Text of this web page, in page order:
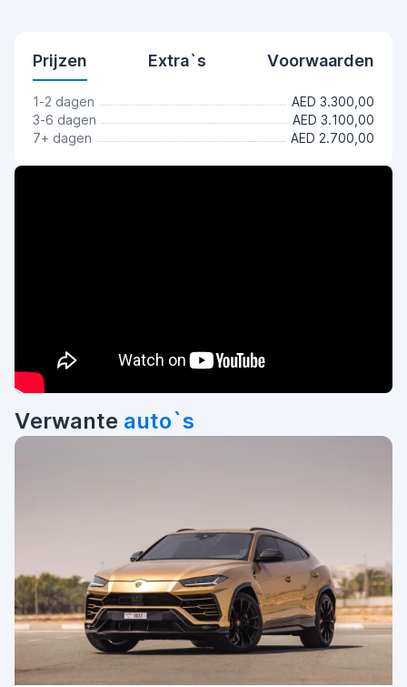
Prijzen Extra`s Voorwaarden
1-2 dagen
AED 3.300,00
3-6 dagen
AED 3.100,00
7+ dagen
AED 2.700,00
Verwante auto`s